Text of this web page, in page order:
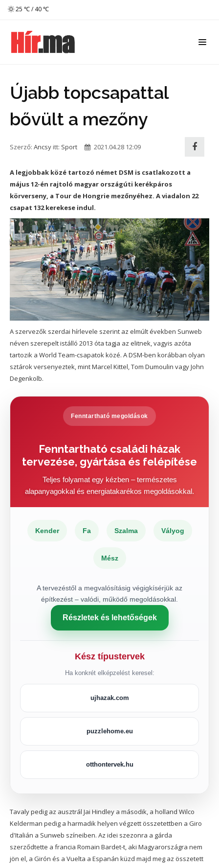
25 ℃ / 40 ℃
Újabb topcsapattal
bővült a mezőny
Szerző: Ancsy itt: Sport 2021.04.28 12:09
A legjobbak közé tartozó német DSM is csatlakozott a
május 12-én rajtoló magyar országúti kerékpáros
körverseny, a Tour de Hongrie mezőnyéhez. A viadalon 22
csapat 132 kerekese indul.
A szervezők szerdai hírlevele szerint az elmúlt években Sunweb
néven szerepelt istálló 2013 óta tagja az elitnek, vagyis azóta
tartozik a World Team-csapatok közé. A DSM-ben korábban olyan
sztárok versenyeztek, mint Marcel Kittel, Tom Dumoulin vagy John
Degenkolb.
Fenntartható megoldások
Fenntartható családi házak
tervezése, gyártása és felépítése
Teljes folyamat egy kézben – természetes
alapanyagokkal és energiatakarékos megoldásokkal.
Kender Fa Szalma Vályog
Mész
A tervezéstől a megvalósításig végigkísérjük az
építkezést – valódi, működő megoldásokkal.
Részletek és lehetőségek
Kész típustervek
Ha konkrét elképzelést keresel:
ujhazak.com
puzzlehome.eu
otthontervek.hu
Tavaly pedig az ausztrál Jai Hindley a második, a holland Wilco
Kelderman pedig a harmadik helyen végzett összetettben a Giro
d'Italián a Sunweb színeiben. Az idei szezonra a gárda
szerződtette a francia Romain Bardet-t, aki Magyarországra nem
jön el, a Girón és a Vuelta a Espanán küzd majd meg az összetett